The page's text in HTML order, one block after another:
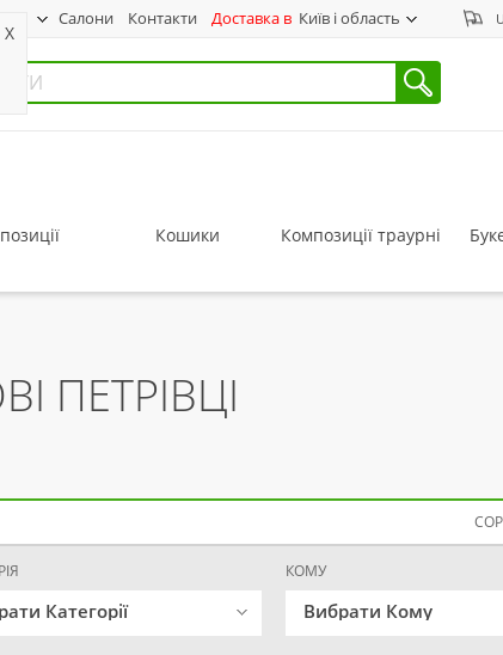
Салони Контакти Доставка в Київ і область
Кошики Композиції траурні
ПЕТРІВЦІ
Категорії
КОМУ
Вибрати Кому
X